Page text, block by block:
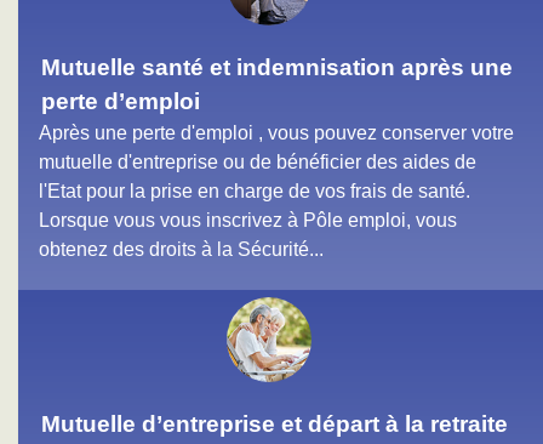
Mutuelle santé et indemnisation après une
perte d’emploi
Après une perte d'emploi , vous pouvez conserver votre
mutuelle d'entreprise ou de bénéficier des aides de
l'Etat pour la prise en charge de vos frais de santé.
Lorsque vous vous inscrivez à Pôle emploi, vous
obtenez des droits à la Sécurité...
Mutuelle d’entreprise et départ à la retraite